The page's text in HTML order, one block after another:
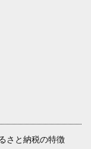
さと納税の特徴